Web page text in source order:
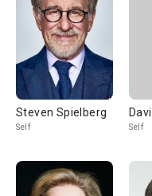
Steven Spielberg
Self Self